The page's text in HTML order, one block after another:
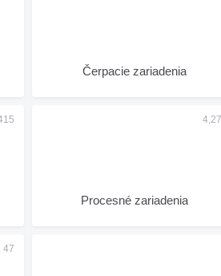
Čerpacie zariadenia
Procesné zariadenia